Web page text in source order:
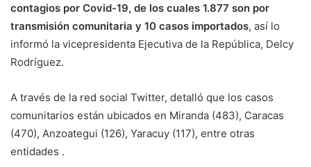
contagios por Covid-19, de los cuales 1.877 son por
transmisión comunitaria y 10 casos importados, así lo
informó la vicepresidenta Ejecutiva de la República, Delcy
Rodríguez.
A través de la red social Twitter, detalló que los casos
comunitarios están ubicados en Miranda (483), Caracas
(470), Anzoategui (126), Yaracuy (117), entre otras
entidades .